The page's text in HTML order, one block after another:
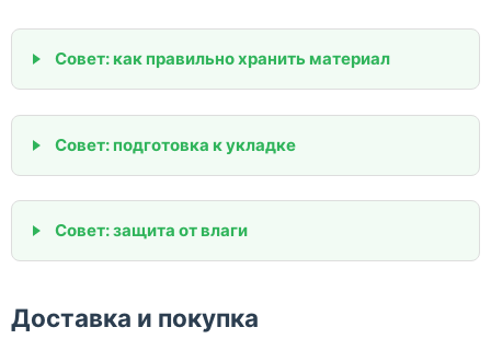
Совет: как правильно хранить материал
Совет: подготовка к укладке
Совет: защита от влаги
Доставка и покупка